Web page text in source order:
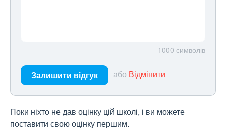
1000 символів
Залишити відгук або Відмінити
Поки ніхто не дав оцінку цій школі, і ви можете
поставити свою оцінку першим.